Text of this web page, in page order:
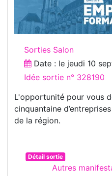
Sorties Salon
Date : le jeudi 10
Idée sortie n° 328190
L'opportunité pour vous
cinquantaine
de la région.
Détail sortie
Autres